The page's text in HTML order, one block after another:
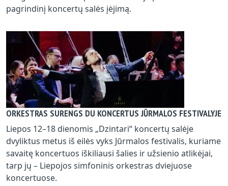
pagrindinį koncertų salės įėjimą.
ORKESTRAS SURENGS DU KONCERTUS JŪRMALOS FESTIVALYJE
Liepos 12–18 dienomis „Dzintari“ koncertų salėje
dvyliktus metus iš eilės vyks Jūrmalos festivalis, kuriame
savaitę koncertuos iškiliausi šalies ir užsienio atlikėjai,
tarp jų – Liepojos simfoninis orkestras dviejuose
koncertuose.